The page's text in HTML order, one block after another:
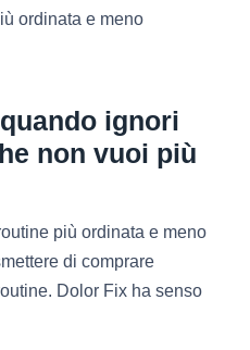
ordinata e meno
ignori
non vuoi più
più ordinata e meno
di comprare
Dolor Fix ha senso